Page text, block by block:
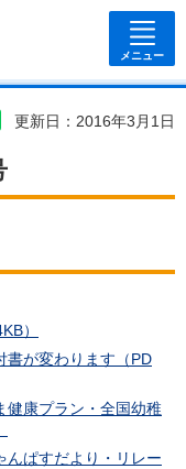
メニュー
更新日：2016年3月1日
）
書が変わります（PD
健康プラン・全国幼稚
んぱすだより・リレー